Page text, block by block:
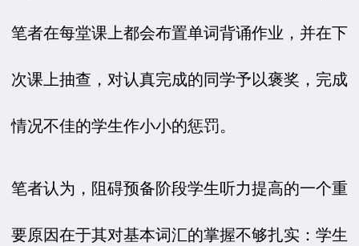
笔者在每堂课上都会布置单词背诵作业，并在下
次课上抽查，对认真完成的同学予以褒奖，完成
情况不佳的学生作小小的惩罚。
笔者认为，阻碍预备阶段学生听力提高的一个重
要原因在于其对基本词汇的掌握不够扎实：学生